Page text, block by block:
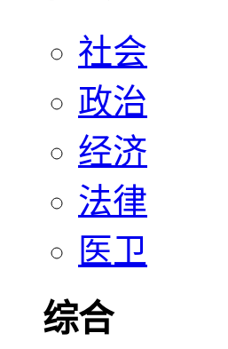
社会
政治
经济
法律
医卫
综合